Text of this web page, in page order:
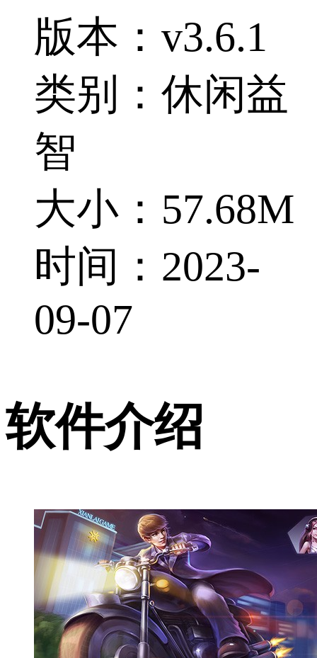
版本：v3.6.1
类别：休闲益
智
大小：57.68M
时间：2023-
09-07
软件介绍